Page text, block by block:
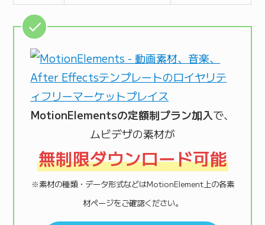
MotionElementsの定額制プラン加入で、
ムビデザの素材が
無制限ダウンロード可能
※素材の種類・データ形式などはMotionElement上の各素
材ページをご確認ください。